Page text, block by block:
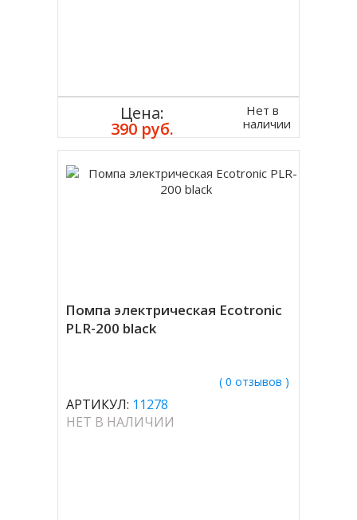
Цена:
390 руб.
Нет в
наличии
Помпа электрическая Ecotronic
PLR-200 black
( 0 отзывов )
АРТИКУЛ: 11278
НЕТ В НАЛИЧИИ